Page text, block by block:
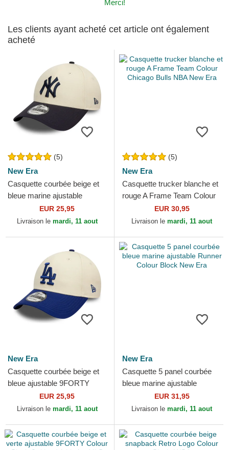
Merci!
Les clients ayant acheté cet article ont également
acheté
(5)
New Era
Casquette courbée beige et
bleue marine ajustable
9FORTY Colour Block New
York Yankees MLB New Era
EUR 25,95
Livraison le mardi, 11 aout
(5)
New Era
Casquette trucker blanche et
rouge A Frame Team Colour
Chicago Bulls NBA New Era
EUR 30,95
Livraison le mardi, 11 aout
New Era
Casquette courbée beige et
bleue ajustable 9FORTY
Colour Block Los Angeles
Dodgers MLB New Era
EUR 25,95
Livraison le mardi, 11 aout
New Era
Casquette 5 panel courbée
bleue marine ajustable
Runner Colour Block New
Era
EUR 31,95
Livraison le mardi, 11 aout